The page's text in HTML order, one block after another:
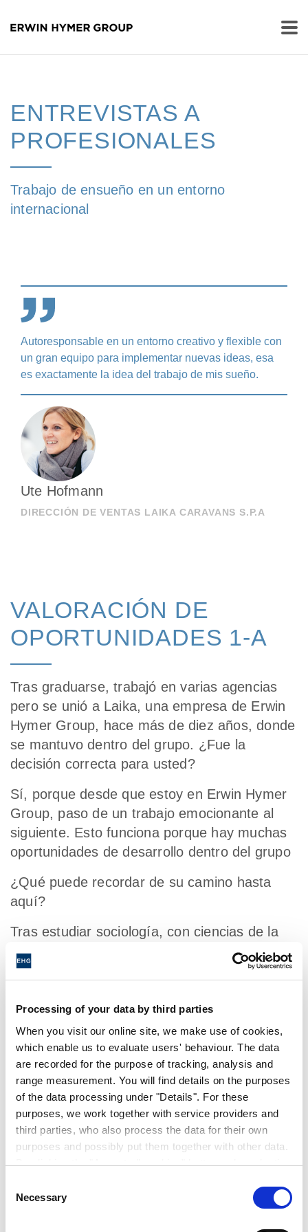
Processing of your data by third parties
When you visit our online site, we make use of cookies,
which enable us to evaluate users' behaviour. The data
are recorded for the purpose of tracking, analysis and
range measurement. You will find details on the purposes
of the data processing under "Details". For these
purposes, we work together with service providers and
third parties, who also process the data for their own
purposes and possibly put them together with other data.
By clicking the "Accept all cookies" button or by selecting
consent to the processing of your data for the purposes
in question. It is voluntary, is not necessary in order to
make use of the online site and can be revoked for the
Selection
Necessary
ENTREVISTAS A
PROFESIONALES
Trabajo de ensueño en un entorno
internacional
Autoresponsable en un entorno creativo y flexible con
un gran equipo para implementar nuevas ideas, esa
es exactamente la idea del trabajo de mis sueño.
Ute Hofmann
DIRECCIÓN DE VENTAS LAIKA CARAVANS S.P.A
VALORACIÓN DE
OPORTUNIDADES 1-A
Tras graduarse, trabajó en varias agencias
pero se unió a Laika, una empresa de Erwin
Hymer Group, hace más de diez años, donde
se mantuvo dentro del grupo. ¿Fue la
decisión correcta para usted?
Sí, porque desde que estoy en Erwin Hymer
Group, paso de un trabajo emocionante al
siguiente. Esto funciona porque hay muchas
oportunidades de desarrollo dentro del grupo
¿Qué puede recordar de su camino hasta
aquí?
Tras estudiar sociología, con ciencias de la
comunicación y psicología publicitaria en
Múnich, Bolonia y Florencia, me uní a Laika
marketing, luego como oficial de proyectos y,
en 2012, como gerente de marketing. La
siguiente oportunidad llegó en 2014: la
gestión de marketing y comunicaciones para
las dos marcas básicas, Carado y Sunlight, y,
más tarde, el lanzamiento de nuestra nueva
marca Etrusco. Posteriormente, asumí el
cargo de director de Estrategia y Gestión de
Proyectos dentro del segmento de caravanas
septiembre de 2017 hasta mediados de 2019